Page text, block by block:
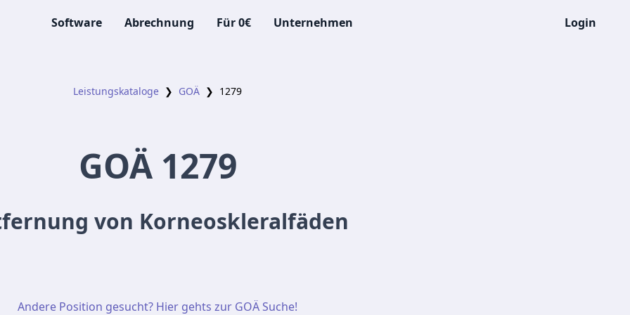
Software Abrechnung Für 0€ Unternehmen Login
Leistungskataloge ❯ GOÄ ❯ 1279
GOÄ 1279
von Korneoskleralfäden
Andere Position gesucht? Hier gehts zur GOÄ Suche!